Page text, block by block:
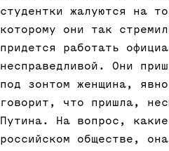
студентки жалуются на
которому они так
придется работать
несправедливой. Они
под зонтом женщина,
говорит, что пришла,
Путина. На вопрос,
российском обществе,